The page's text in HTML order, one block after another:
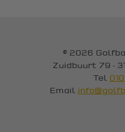
© 2026
Zuidbuurt 79 -
Tel
Email